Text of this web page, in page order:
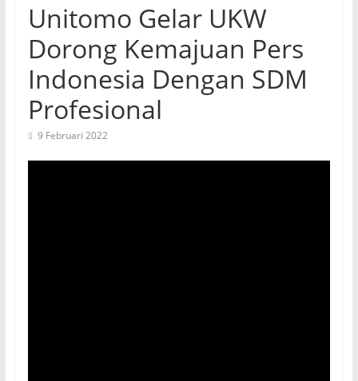
Unitomo Gelar UKW
Dorong Kemajuan Pers
Indonesia Dengan SDM
Profesional
9 Februari 2022